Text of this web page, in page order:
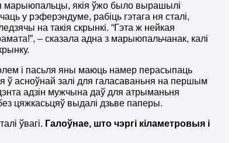
марыюпальцы, якія ўжо было вырашылі
у рэферэндуме, рабіць гэтага ня сталі,
на такія скрынкі. “Гэта ж нейкая
– сказала адна з марыюпальчанак, калі
і пасьля яны маюць намер перасыпаць
ў асноўнай залі для галасаваньня на першым
адзін мужчына даў для атрыманьня
цяжкасьцяў выдалі дзьве паперы.
ўвагі. Галоўнае, што чэргі кіламетровыя і